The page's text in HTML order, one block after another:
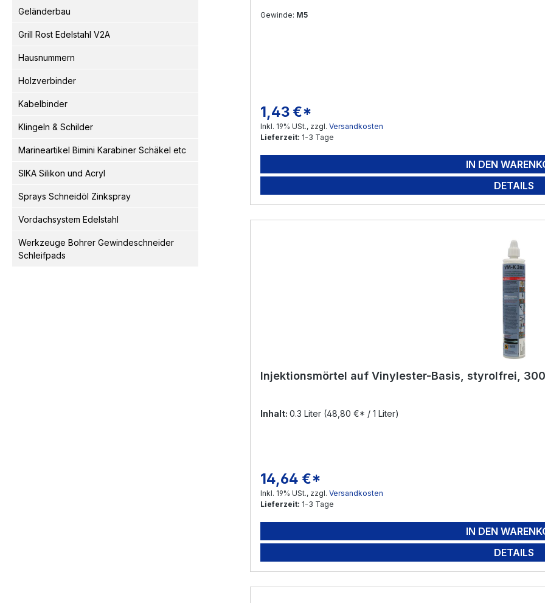
Geländerbau
Grill Rost Edelstahl V2A
Hausnummern
Holzverbinder
Kabelbinder
Klingeln & Schilder
Marineartikel Bimini Karabiner Schäkel etc
SIKA Silikon und Acryl
Sprays Schneidöl Zinkspray
Vordachsystem Edelstahl
Werkzeuge Bohrer Gewindeschneider
Schleifpads
Gewinde: M5
Regulärer Preis:
1,43 €*
Inkl. 19% USt., zzgl. Versandkosten
Lieferzeit: 1-3 Tage
IN DEN
DETAILS
Injektionsmörtel auf Vinylester-Basis, styrolfrei,
Inhalt: 0.3 Liter (48,80 €* / 1 Liter)
Regulärer Preis:
14,64 €*
Inkl. 19% USt., zzgl. Versandkosten
Lieferzeit: 1-3 Tage
IN DEN
DETAILS